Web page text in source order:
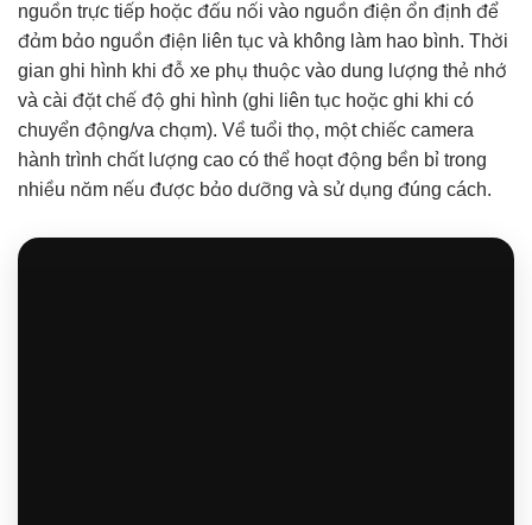
nguồn trực tiếp hoặc đấu nối vào nguồn điện ổn định để
đảm bảo nguồn điện liên tục và không làm hao bình. Thời
gian ghi hình khi đỗ xe phụ thuộc vào dung lượng thẻ nhớ
và cài đặt chế độ ghi hình (ghi liên tục hoặc ghi khi có
chuyển động/va chạm). Về tuổi thọ, một chiếc camera
hành trình chất lượng cao có thể hoạt động bền bỉ trong
nhiều năm nếu được bảo dưỡng và sử dụng đúng cách.